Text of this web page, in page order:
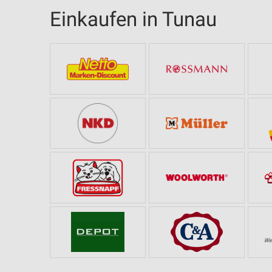
Einkaufen in Tunau